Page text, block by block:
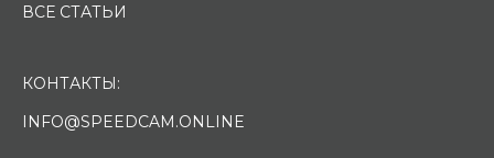
ВСЕ СТАТЬИ
КОНТАКТЫ:
INFO@SPEEDCAM.ONLINE